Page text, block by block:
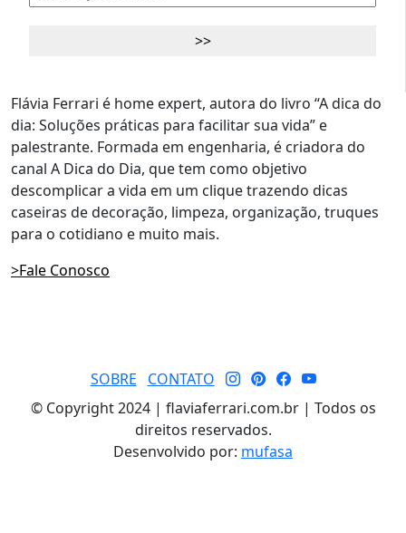
Flávia Ferrari é home expert, autora do livro “A dica do
dia: Soluções práticas para facilitar sua vida” e
palestrante. Formada em engenharia, é criadora do
canal A Dica do Dia, que tem como objetivo
descomplicar a vida em um clique trazendo dicas
caseiras de decoração, limpeza, organização, truques
para o cotidiano e muito mais.
>Fale Conosco
SOBRE
CONTATO
© Copyright 2024 | flaviaferrari.com.br | Todos os
direitos reservados.
Desenvolvido por: mufasa